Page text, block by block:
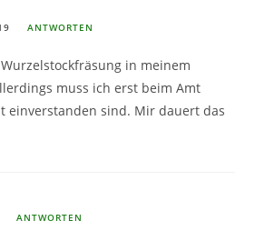
ANTWORTEN
in meinem
muss ich erst beim Amt
einverstanden sind. Mir dauert das
ANTWORTEN